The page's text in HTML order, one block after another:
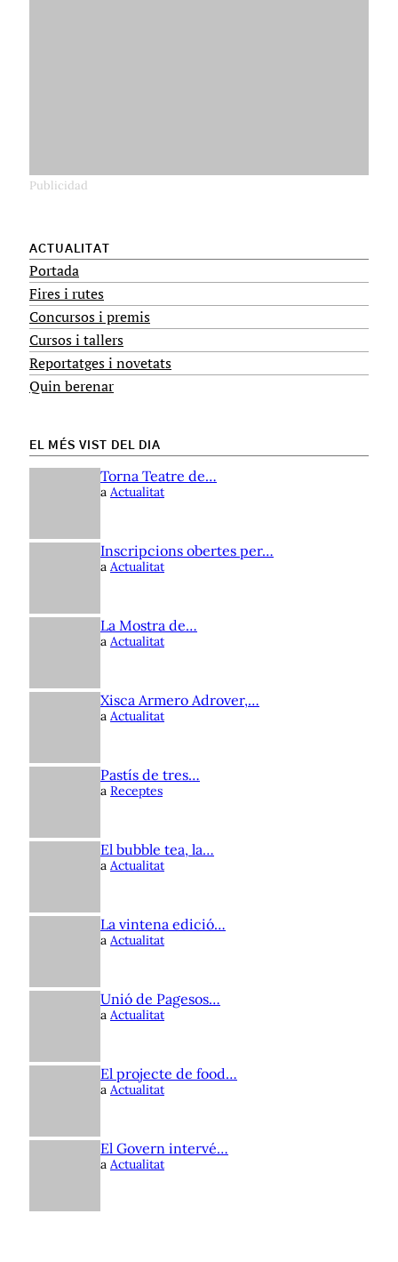
ACTUALITAT
Portada
Fires i rutes
Concursos i premis
Cursos i tallers
Reportatges i novetats
Quin berenar
EL MÉS VIST DEL DIA
Torna Teatre de…
a Actualitat
Inscripcions obertes per…
a Actualitat
La Mostra de…
a Actualitat
Xisca Armero Adrover,…
a Actualitat
Pastís de tres…
a Receptes
El bubble tea, la…
a Actualitat
La vintena edició…
a Actualitat
Unió de Pagesos…
a Actualitat
El projecte de food…
a Actualitat
El Govern intervé…
a Actualitat